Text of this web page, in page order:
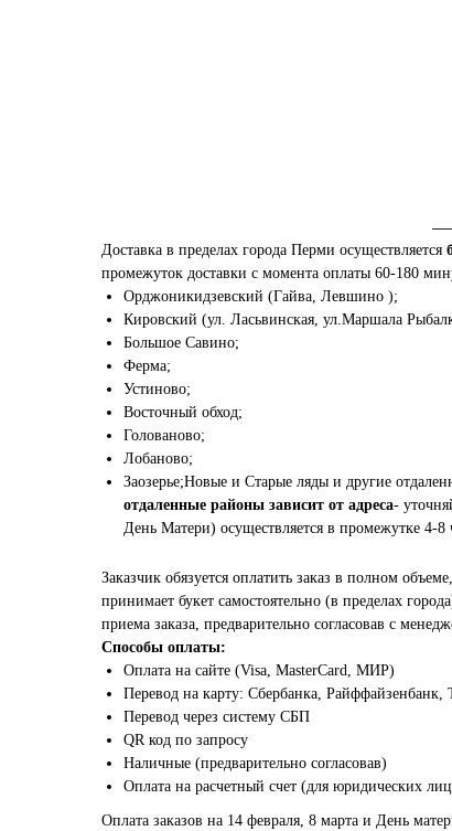
Доставка в пределах города Перми осуществляется
промежуток доставки с момента оплаты 60-180
Орджоникидзевский (Гайва, Левшино );
Кировский (ул. Ласьвинская, ул.Маршала
Большое Савино;
Ферма;
Устиново;
Восточный обход;
Голованово;
Лобаново;
Заозерье;Новые и Старые ляды и другие
отдаленные районы зависит от адреса-
День Матери) осуществляется в промежутке 4-8
Заказчик обязуется оплатить заказ в полном
принимает букет самостоятельно (в пределах
приема заказа, предварительно согласовав с
Способы оплаты:
Оплата на сайте (Visa, MasterCard, МИР)
Перевод на карту: Сбербанка, Райффайзенбанк,
Перевод через систему СБП
QR код по запросу
Наличные (предварительно согласовав)
Оплата на расчетный счет (для юридических
Оплата заказов на 14 февраля, 8 марта и День